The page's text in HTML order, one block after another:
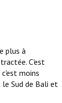
plus à
C'est
moins
Sud de Bali et